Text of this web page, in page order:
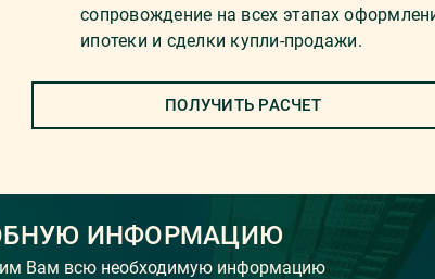
сопровождение на всех этапах
ипотеки и сделки купли-продажи.
ПОЛУЧИТЬ РАСЧЕТ
ИНФОРМАЦИЮ
Вам всю необходимую информацию